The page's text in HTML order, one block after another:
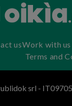
usWork with us
Terms and
srl -